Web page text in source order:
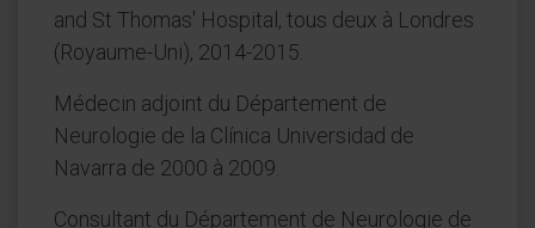
and St Thomas' Hospital, tous deux à Londres
(Royaume-Uni), 2014-2015.
Médecin adjoint du Département de
Neurologie de la Clínica Universidad de
Navarra de 2000 à 2009.
Consultant du Département de Neurologie de